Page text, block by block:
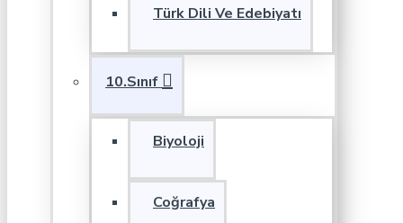
Türk Dili Ve Edebiyatı
10.Sınıf
Biyoloji
Coğrafya